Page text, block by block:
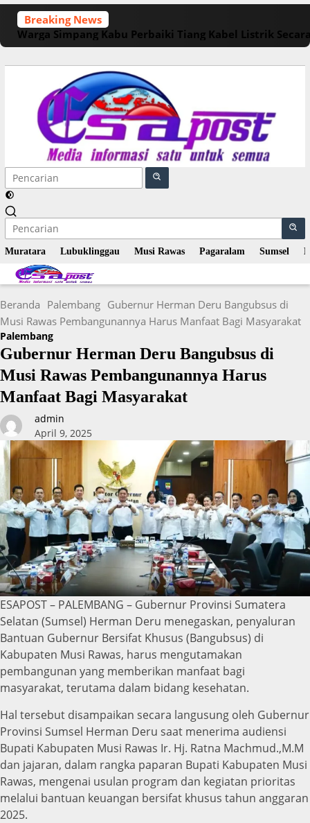
Langsung
konten
Breaking News
Warga Simpang Kabu Perbaiki Tiang Kabel Listrik
Muratara Lubuklinggau Musi Rawas Pagaralam Sumsel
Beranda Palembang Gubernur Herman Deru Bangubsus di
Musi Rawas Pembangunannya Harus Manfaat Bagi Masyarakat
Palembang
Gubernur Herman Deru Bangubsus di
Musi Rawas Pembangunannya Harus
Manfaat Bagi Masyarakat
admin
April 9, 2025
ESAPOST – PALEMBANG – Gubernur Provinsi Sumatera
Selatan (Sumsel) Herman Deru menegaskan, penyaluran
Bantuan Gubernur Bersifat Khusus (Bangubsus) di
Kabupaten Musi Rawas, harus mengutamakan
pembangunan yang memberikan manfaat bagi
masyarakat, terutama dalam bidang kesehatan.
Hal tersebut disampaikan secara langusung oleh Gubernur
Provinsi Sumsel Herman Deru saat menerima audiensi
Bupati Kabupaten Musi Rawas Ir. Hj. Ratna Machmud.,M.M
dan jajaran, dalam rangka paparan Bupati Kabupaten Musi
Rawas, mengenai usulan program dan kegiatan prioritas
melalui bantuan keuangan bersifat khusus tahun anggaran
2025.